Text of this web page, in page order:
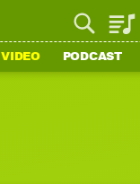
VIDEO PODCAST